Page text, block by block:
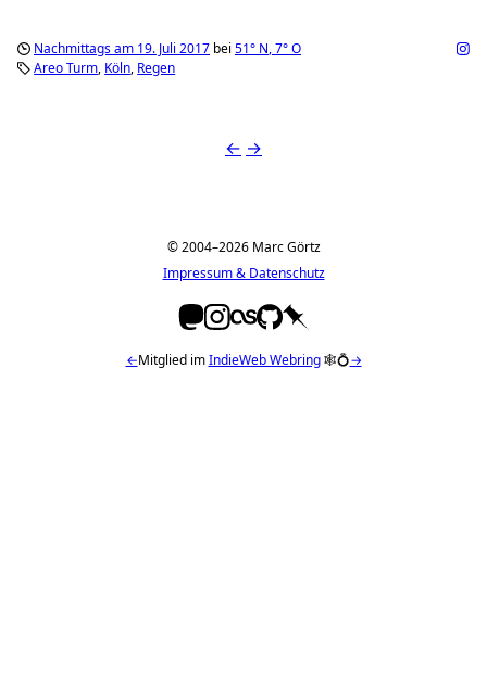
Nachmittags am 19. Juli 2017 bei 51° N,7°O
Areo Turm Köln Regen
← →
© 2004–2026 Marc Görtz
Impressum & Datenschutz
←Mitglied imIndieWeb Webring🕸💍→